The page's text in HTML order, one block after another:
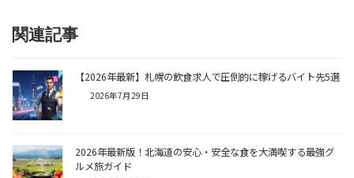
関連記事
【2026年最新】札幌の飲食求人で圧倒的に稼げるバイト先5選
2026年7月29日
2026年最新版！北海道の安心・安全な食を大満喫する最強グ
ルメ旅ガイド